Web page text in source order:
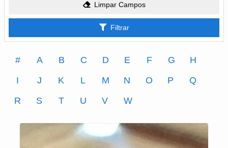
Limpar Campos
Filtrar
# A B C D E F G
H
I
J K L M N O P
Q
R
S T U V W